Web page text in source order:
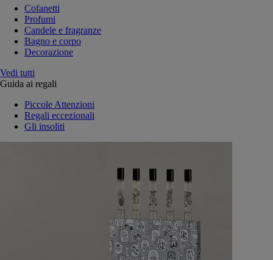
Cofanetti
Profumi
Candele e fragranze
Bagno e corpo
Decorazione
Vedi tutti
Guida ai regali
Piccole Attenzioni
Regali eccezionali
Gli insoliti